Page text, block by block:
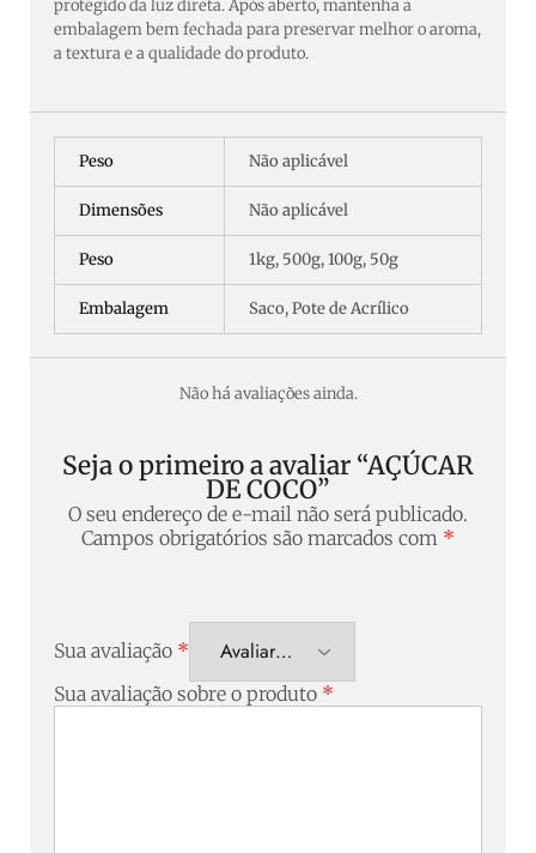
protegido da luz direta. Após aberto, mantenha a
embalagem bem fechada para preservar melhor o aroma,
a textura e a qualidade do produto.
Peso Não aplicável
Dimensões Não aplicável
Peso 1kg, 500g, 100g, 50g
Embalagem Saco, Pote de Acrílico
Não há avaliações ainda.
Seja o primeiro a avaliar “AÇÚCAR
DE COCO”
O seu endereço de e-mail não será publicado.
Campos obrigatórios são marcados com *
Sua avaliação *
Sua avaliação sobre o produto *